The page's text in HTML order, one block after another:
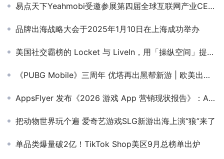
易点天下Yeahmobi受邀参展第四届全球互联网产业CEO大会雅加达站，盛会圆满落幕！
品牌出海战略大会于2025年1月10日在上海成功举办
美国社交霸榜的 Locket 与 LiveIn，用「操纵空间」提供了亲密关系社交的第二种解法
《PUBG Mobile》三周年 优塔再出黑帮新游 | 欧美出海秀
AppsFlyer 发布《2026 游戏 App 营销现状报告》：AI 全面渗透移动游戏营销，推高市场竞争门槛
把动物世界玩个遍 爱奇艺游戏SLG新游出海上演“狼”来了
单品类爆量破2亿！TikTok Shop美区9月总榜单出炉